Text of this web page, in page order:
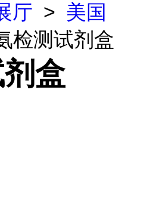
厅 > 美国
检测试剂盒
盒